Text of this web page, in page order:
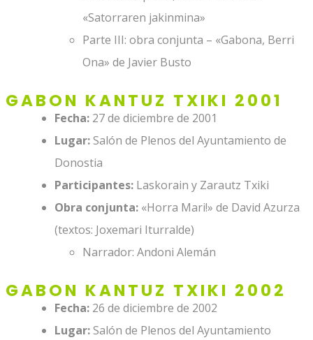
«Satorraren jakinmina»
Parte III: obra conjunta – «Gabona, Berri
Ona» de Javier Busto
GABON KANTUZ TXIKI 2001
Fecha: 27 de diciembre de 2001
Lugar:Salón de Plenos del Ayuntamiento de
Donostia
Participantes: Laskorain y Zarautz Txiki
Obra conjunta: «Horra Mari!» de David Azurza
(textos: Joxemari Iturralde)
Narrador: Andoni Alemán
GABON KANTUZ TXIKI 2002
Fecha: 26 de diciembre de 2002
Lugar:Salón de Plenos del Ayuntamiento